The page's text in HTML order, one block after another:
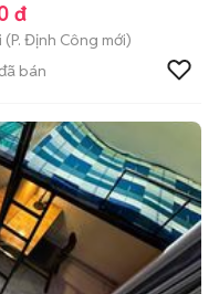
đ
(P. Định Công mới)
bán